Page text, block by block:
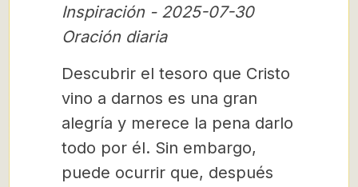
Inspiración - 2025-07-30
Oración diaria
Descubrir el tesoro que Cristo
vino a darnos es una gran
alegría y merece la pena darlo
todo por él. Sin embargo,
puede ocurrir que, después